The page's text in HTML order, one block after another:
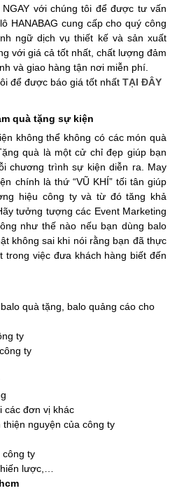
NGAY với chúng tôi để được tư vấn
HANABAG cung cấp cho quý công
ngữ dịch vụ thiết kế và sản xuất
với giá cả tốt nhất, chất lượng đảm
và giao hàng tận nơi miễn phí.
để được báo giá tốt nhất TẠI ĐÂY
quà tặng sự kiện
không thể không có các món quà
quà là một cử chỉ đẹp giúp bạn
chương trình sự kiện diễn ra.
May
chính là thứ “VŨ KHÍ” tối tân giúp
hiệu công ty và từ đó tăng khả
tưởng tượng các Event Marketing
như thế nào nếu bạn dùng balo
không sai khi nói rằng bạn đã thực
trong việc đưa khách hàng biết đến
balo quà tặng balo quảng cáo cho
ty
ty
các đơn vị khác
nguyện của công ty
công ty
lược,…